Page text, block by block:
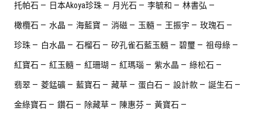
托帕石 日本Akoya珍珠 月光石 李毓和 林書弘
橄欖石 水晶 海藍寶 消磁 玉髓 王振宇 玫瑰石
珍珠 白水晶 石榴石 矽孔雀石藍玉髓 碧璽 祖母綠
紅寶石 紅玉髓 紅珊瑚 紅瑪瑙 紫水晶 綠松石
翡翠 菱錳礦 藍寶石 藏草 蛋白石 設計款 誕生石
金綠寶石 鑽石 除藏草 陳惠芬 黃寶石